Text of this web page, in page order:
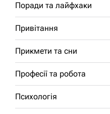
Поради та лайфхаки
Привітання
Прикмети та сни
Професії та робота
Психологія